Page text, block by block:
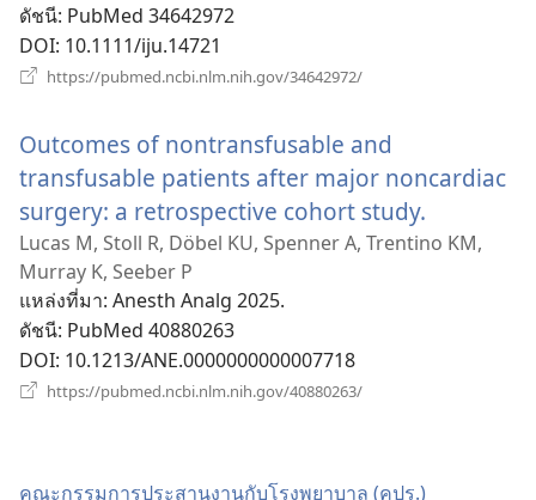
ดัชนี‎: PubMed 34642972
DOI‎: 10.1111/iju.14721
https://pubmed.ncbi.nlm.nih.gov/34642972/
Outcomes of nontransfusable and
transfusable patients after major noncardiac
surgery: a retrospective cohort study.
หน้าต่าง
Lucas M, Stoll R, Döbel KU, Spenner A, Trentino KM,
Murray K, Seeber P
แหล่งที่มา‎: Anesth Analg 2025.
ดัชนี‎: PubMed 40880263
DOI‎: 10.1213/ANE.0000000000007718
https://pubmed.ncbi.nlm.nih.gov/40880263/
คณะ​กรรมการ​ประสาน​งาน​กับ​โรง​พยาบาล (คปร.)